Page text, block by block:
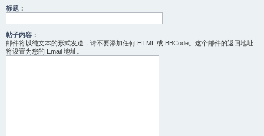
标题：
帖子内容：
邮件将以纯文本的形式发送，请不要添加任何 HTML 或 BBCode。这个邮件的返回地址
将设置为您的 Email 地址。